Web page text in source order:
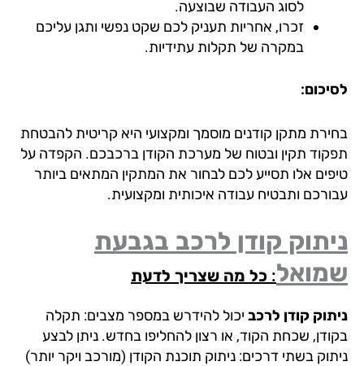
לסוג העבודה שבוצעה.
זכרו, אחריות תעניק לכם שקט נפשי ותגן עליכם
במקרה של תקלות עתידיות.
מתקן קודנים מוסמך ומקצועי היא קריטית להבטחת
תקין ובטוח של מערכת הקודן ברכבכם. הקפדה על
אלו תסייע לכם לבחור את המתקין המתאים ביותר
ותבטיח עבודה איכותית ומקצועית.
קודן לרכבבגבעת
: כל מה שצריך לדעת
קודן לרכביכול להידרש במספר מצבים: תקלה
שכחת הקוד, או רצון להחליפו בחדש. ניתן לבצע
בשתי דרכים: ניתוק תוכנת הקודן (מורכב ויקר יותר)